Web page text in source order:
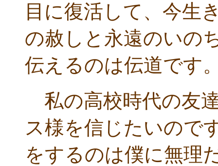
目に復活して、今生
の赦しと永遠のいの
伝えるのは伝道です
私の高校時代の友
ス様を信じたいので
をするのは僕に無理